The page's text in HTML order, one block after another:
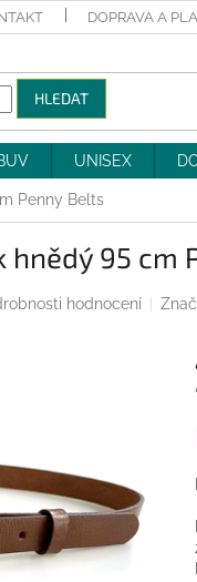
DOPRAVA A
HLEDAT
UNISEX
Penny Belts
hnědý 95 cm
hodnocení